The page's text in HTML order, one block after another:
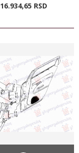
16.934,65 RSD